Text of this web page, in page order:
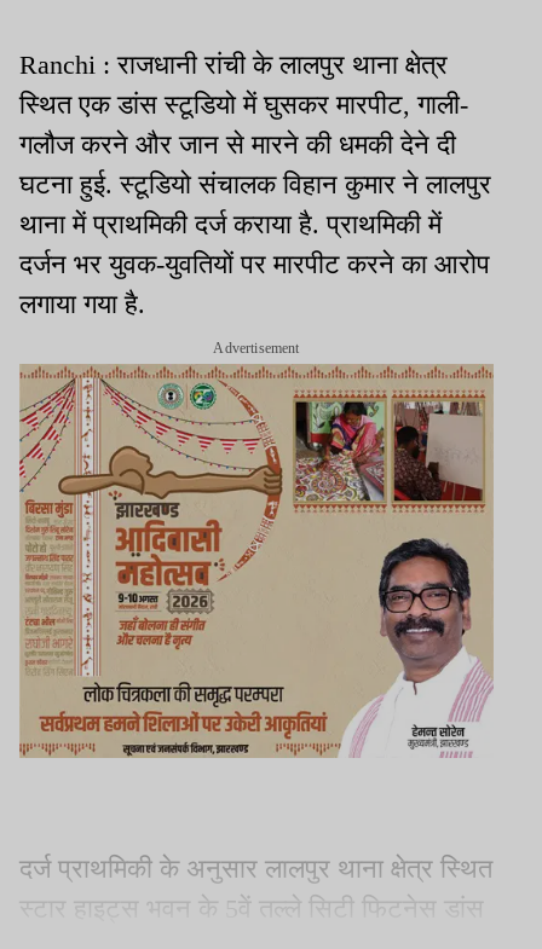
Ranchi : राजधानी रांची के लालपुर थाना क्षेत्र
स्थित एक डांस स्टूडियो में घुसकर मारपीट, गाली-
गलौज करने और जान से मारने की धमकी देने दी
घटना हुई. स्टूडियो संचालक विहान कुमार ने लालपुर
थाना में प्राथमिकी दर्ज कराया है. प्राथमिकी में
दर्जन भर युवक-युवतियों पर मारपीट करने का आरोप
लगाया गया है.
Advertisement
दर्ज प्राथमिकी के अनुसार लालपुर थाना क्षेत्र स्थित
स्टार हाइट्स भवन के 5वें तल्ले सिटी फिटनेस डांस